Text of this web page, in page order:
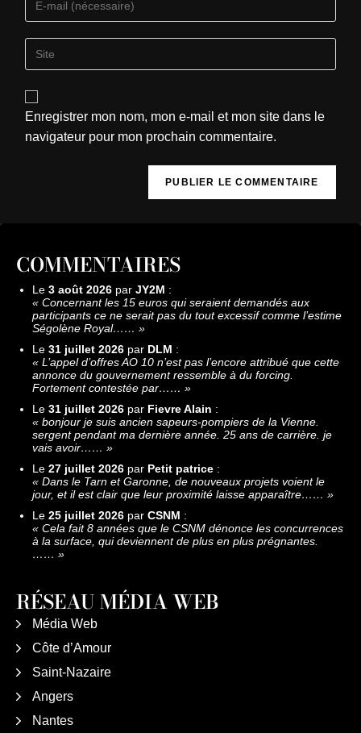
Enregistrer mon nom, mon e-mail et mon site dans le
navigateur pour mon prochain commentaire.
COMMENTAIRES
Le 3 août 2026 par JY2M :
« Concernant les 15 euros qui seraient demandés aux
participants ce ne serait pas du tout excessif comme l’estime
Ségolène Royal…… »
Le 31 juillet 2026 par DLM :
« L’appel d’offres AO 10 n’est pas l’encore attribué que cette
annonce du gouvernement ressemble à du forcing.
Fortement contestée par…… »
Le 31 juillet 2026 par Fievre Alain :
« bonjour je suis ancien sapeurs-pompiers de la Vienne.
sergent pendant ma dernière année. 25 ans de carrière. je
vais avoir…… »
Le 27 juillet 2026 par Petit patrice :
« Dans le Tarn et Garonne, de nouveaux projets voient le
jour, et il est clair que leur proximité laisse apparaître…… »
Le 25 juillet 2026 par CSNM :
« Cela fait 8 années que le CSNM dénonce les concurrences
à la surface, qui deviennent de plus en plus prégnantes.
…… »
RÉSEAU MÉDIA WEB
Média Web
Côte d’Amour
Saint-Nazaire
Angers
Nantes